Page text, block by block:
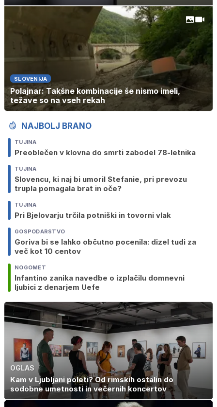
SLOVENIJA
Polajnar: Takšne kombinacije še nismo imeli,
težave so na vseh rekah
NAJBOLJ BRANO
TUJINA
Preoblečen v klovna do smrti zabodel 78-letnika
TUJINA
Slovencu, ki naj bi umoril Stefanie, pri prevozu
trupla pomagala brat in oče?
TUJINA
Pri Bjelovarju trčila potniški in tovorni vlak
GOSPODARSTVO
Goriva bi se lahko občutno pocenila: dizel tudi za
več kot 10 centov
NOGOMET
Infantino zanika navedbe o izplačilu domnevni
ljubici z denarjem Uefe
OGLAS
Kam v Ljubljani poleti? Od rimskih ostalin do
sodobne umetnosti in večernih koncertov